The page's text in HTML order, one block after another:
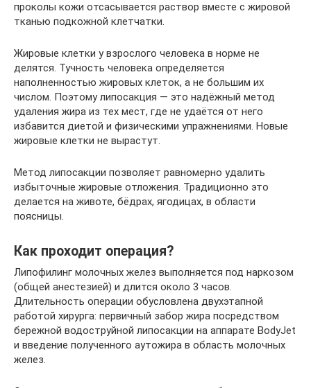
проколы кожи отсасывается раствор вместе с жировой
тканью подкожной клетчатки.
Жировые клетки у взрослого человека в норме не
делятся. Тучность человека определяется
наполненностью жировых клеток, а не большим их
числом. Поэтому липосакция — это надёжный метод
удаления жира из тех мест, где не удаётся от него
избавится диетой и физическими упражнениями. Новые
жировые клетки не вырастут.
Метод липосакции позволяет равномерно удалить
избыточные жировые отложения. Традиционно это
делается на животе, бёдрах, ягодицах, в области
поясницы.
Как проходит операция?
Липофилинг молочных желез выполняется под наркозом
(общей анестезией) и длится около 3 часов.
Длительность операции обусловлена двухэтапной
работой хирурга: первичный забор жира посредством
бережной водоструйной липосакции на аппарате BodyJet
и введение полученного аутожира в область молочных
желез.